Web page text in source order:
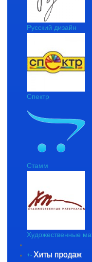
Русский дизайн
Спектр
Стамм
Художественные
+- Хиты продаж